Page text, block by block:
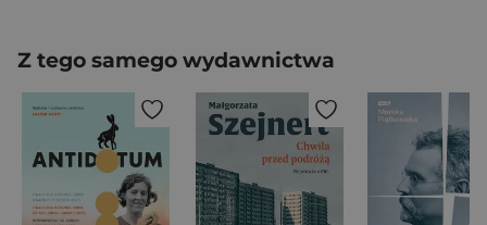
Z tego samego wydawnictwa